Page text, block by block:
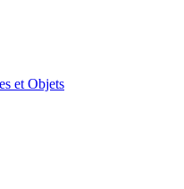
et Objets